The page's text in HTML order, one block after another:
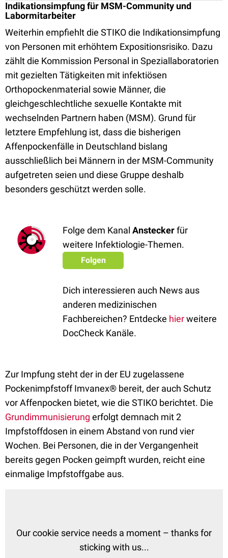
Indikationsimpfung für MSM-Community und
Labormitarbeiter
Weiterhin empfiehlt die STIKO die Indikationsimpfung
von Personen mit erhöhtem Expositionsrisiko. Dazu
zählt die Kommission Personal in Speziallaboratorien
mit gezielten Tätigkeiten mit infektiösen
Orthopockenmaterial sowie Männer, die
gleichgeschlechtliche sexuelle Kontakte mit
wechselnden Partnern haben (MSM). Grund für
letztere Empfehlung ist, dass die bisherigen
Affenpockenfälle in Deutschland bislang
ausschließlich bei Männern in der MSM-Community
aufgetreten seien und diese Gruppe deshalb
besonders geschützt werden solle.
Folge dem Kanal Ansteckerfür
weitere Infektiologie-Themen.
Folgen
Dich interessieren auch News aus
anderen medizinischen
Fachbereichen? Entdecke hierweitere
DocCheck Kanäle.
Zur Impfung steht der in der EU zugelassene
Pockenimpfstoff Imvanex® bereit, der auch Schutz
vor Affenpocken bietet, wie die STIKO berichtet. Die
Grundimmunisierung erfolgt demnach mit 2
Impfstoffdosen in einem Abstand von rund vier
Wochen. Bei Personen, die in der Vergangenheit
bereits gegen Pocken geimpft wurden, reicht eine
einmalige Impfstoffgabe aus.
Our cookie service needs a moment – thanks for
sticking with us...